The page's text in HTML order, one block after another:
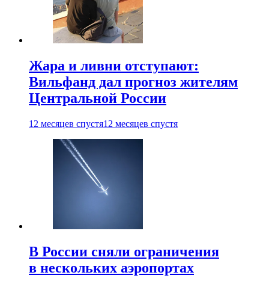
Жара и ливни отступают:
Вильфанд дал прогноз жителям
Центральной России
12 месяцев спустя12 месяцев спустя
В России сняли ограничения
в нескольких аэропортах